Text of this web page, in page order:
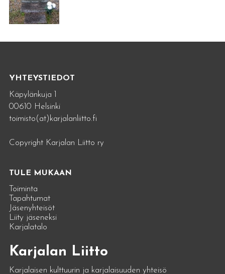
YHTEYSTIEDOT
Käpylänkuja 1
00610 Helsinki
toimisto(at)karjalanliitto.fi
Copyright Karjalan Liitto ry
TULE MUKAAN
Toiminta
Tapahtumat
Jäsenyhteisöt
Liity jäseneksi
Karjalatalo
Karjalan Liitto
Karjalaisen kulttuurin ja karjalaisuuden yhteisö